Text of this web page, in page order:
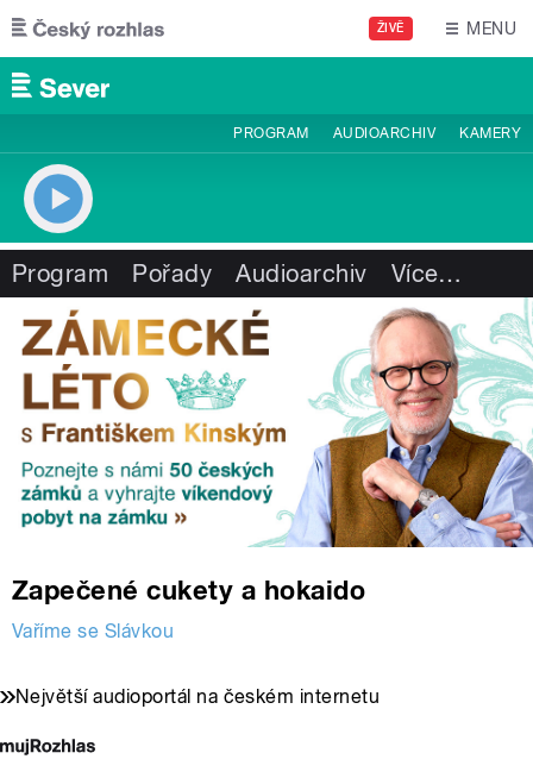
Přejít k hlavnímu obsahu
ŽIVĚ MENU
PROGRAM AUDIOARCHIV KAMERY
Program Pořady Audioarchiv Více…
Zapečené cukety a hokaido
Vaříme se Slávkou
Největší audioportál na českém internetu